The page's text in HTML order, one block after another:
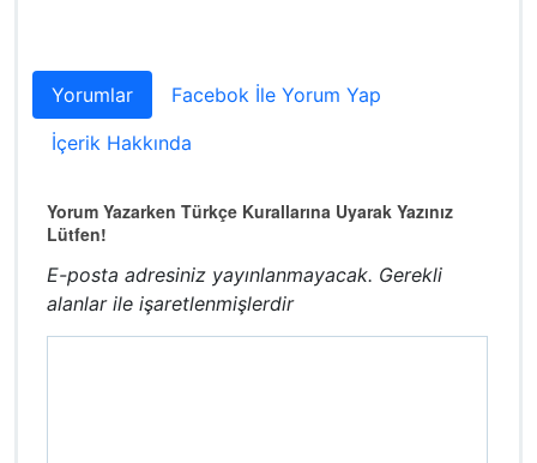
Yorumlar
Facebok İle Yorum Yap
İçerik Hakkında
Yorum Yazarken Türkçe Kurallarına Uyarak Yazınız
Lütfen!
E-posta adresiniz yayınlanmayacak. Gerekli
alanlar ile işaretlenmişlerdir